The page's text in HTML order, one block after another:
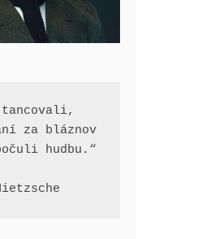
za bláznov
hudbu.“